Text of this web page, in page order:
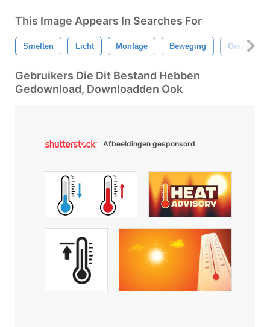
This Image Appears In Searches For
Smelten Licht Montage Beweging Oranje
Gebruikers Die Dit Bestand Hebben
Gedownload, Downloadden Ook
Afbeeldingen gesponsord